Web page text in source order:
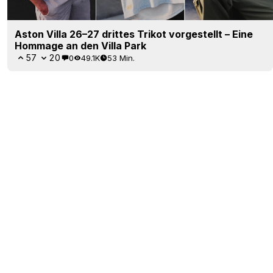
Aston Villa 26–27 drittes Trikot vorgestellt – Eine
Hommage an den Villa Park
57 20 0 49.1K 53 Min.